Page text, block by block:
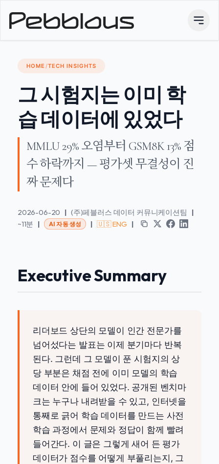
HOME/TECH INSIGHTS
그 시험지는 이미 학
습 데이터에 있었다
MMLU 29% 오염부터 GSM8K 13% 점
수 하락까지 — 평가셋 무결성이 진
짜 문제다
2026-06-20 | (주)페블러스 데이터 커뮤니케이션팀
|
~11분 | AI 자동 생성 | 🇺🇸 ENG |
Executive Summary
리더보드 상단의 모델이 인간 전문가를
넘어섰다는 발표는 이제 분기마다 반복
된다. 그런데 그 모델이 푼 시험지의 상
당 부분은 채점 전에 이미 모델의 학습
데이터 안에 들어 있었다. 공개된 벤치마
크는 누구나 내려받을 수 있고, 인터넷을
통째로 긁어 학습 데이터를 만드는 사전
학습 과정에서 문제와 정답이 함께 빨려
들어간다. 이 글은 그렇게 새어 든 평가
데이터가 점수를 어떻게 부풀리는지, 그